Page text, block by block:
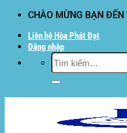
dung
CHÀO MỪNG BẠN
Liên hệ Hòa Phát Đạt
Đăng nhập
Tìm
kiếm: